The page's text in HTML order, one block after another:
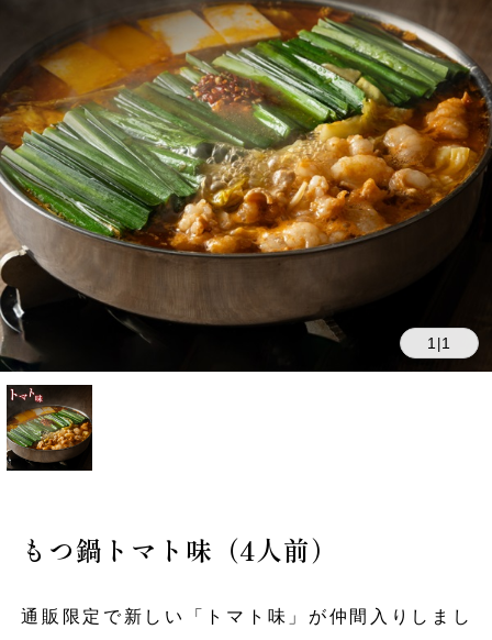
1 |1
もつ鍋トマト味（4人前）
通販限定で新しい「トマト味」が仲間入りしまし